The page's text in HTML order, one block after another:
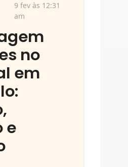
9 fev às 12:31
am
no
em
e